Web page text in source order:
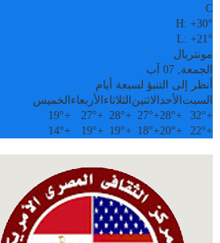
C
H:+30°
L:+21°
مونتريال
الجمعة, 07 آب
أنظر إلى التنبؤ لسبعة أيام
السبت الأحدالاثنين الثلاثاء الأربعاء الخميس
+
32°
+
28°
+
27°
+
28°
+
27°
+
19°
+
22°
+
20°
+
18°
+
19°
+
19°
+
14°